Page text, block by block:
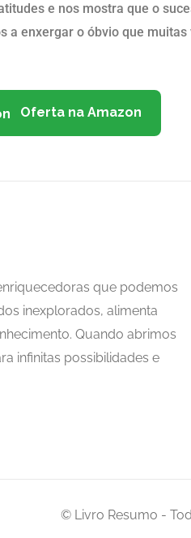
e nos mostra que o
a enxergar o óbvio que
Oferta na Amazon
que podemos
inexplorados, alimenta
Quando abrimos
infinitas possibilidades e
© Livro Resumo -